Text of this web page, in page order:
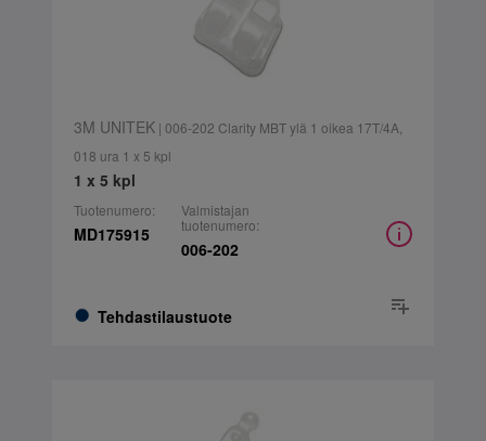
3M UNITEK| 006-202 Clarity MBT ylä 1 oikea 17T/4A,
018 ura 1 x 5 kpl
1 x 5 kpl
Tuotenumero:
MD175915
Tehdastilaustuote
Valmistajan
tuotenumero:
006-202